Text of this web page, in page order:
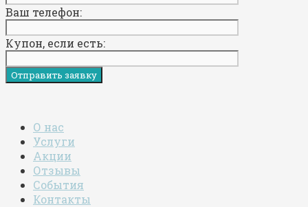
Ваш телефон:
Купон, если есть:
О нас
Услуги
Акции
Отзывы
События
Контакты